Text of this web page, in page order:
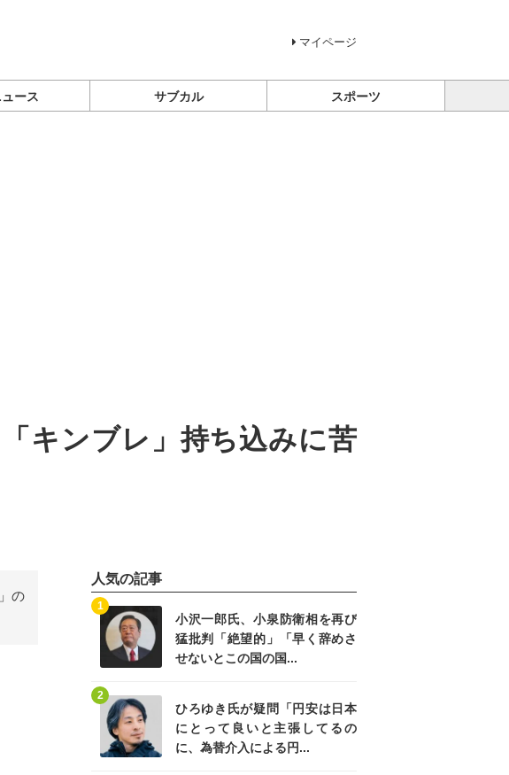
マイページ
ース サブカル スポーツ
キンブレ」持ち込みに苦
の
人気の記事
小沢一郎氏、小泉防衛相を再び
猛批判「絶望的」「早く辞めさ
せないとこの国の国...
1
ひろゆき氏が疑問「円安は日本
にとって良いと主張してるの
に、為替介入による円...
2